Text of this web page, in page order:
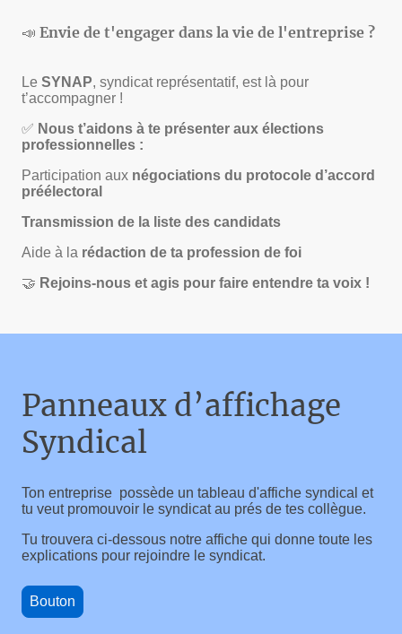
📣 Envie de t'engager dans la vie de l'entreprise ?
Le SYNAP, syndicat représentatif, est là pour
t’accompagner !
✅ Nous t’aidons à te présenter aux élections
professionnelles :
Participation aux négociations du protocole d’accord
préélectoral
Transmission de la liste des candidats
Aide à la rédaction de ta profession de foi
🤝 Rejoins-nous et agis pour faire entendre ta voix !
Panneaux d’affichage
Syndical
Ton entreprise possède un tableau d'affiche syndical et
tu veut promouvoir le syndicat au prés de tes collègue.
Tu trouvera ci-dessous notre affiche qui donne toute les
explications pour rejoindre le syndicat.
Bouton